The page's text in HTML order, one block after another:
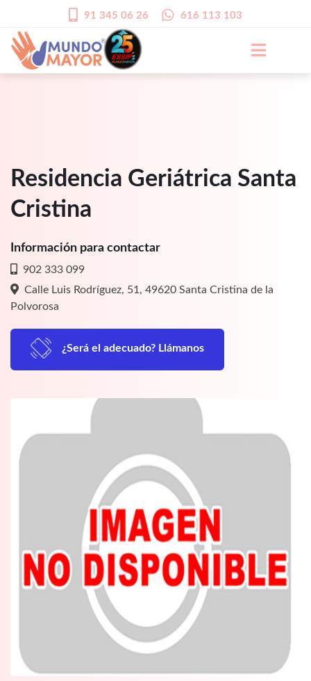
91 345 06 26 616 113 103
Residencia Geriátrica Santa
Cristina
Información para contactar
902 333 099
Calle Luis Rodríguez, 51, 49620 Santa Cristina de la
Polvorosa
¿Será el adecuado? Llámanos